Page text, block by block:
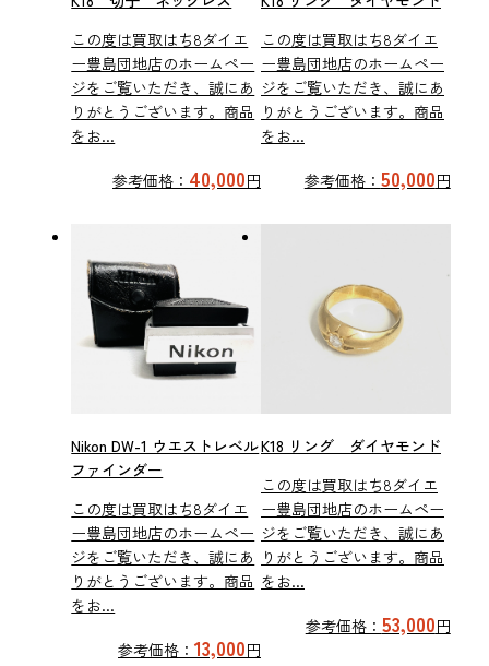
この度は買取はち8ダイエ
ー豊島団地店のホームペー
ジをご覧いただき、誠にあ
りがとうございます。商品
をお...
参考価格： 40,000円
この度は買取はち8ダイエ
ー豊島団地店のホームペー
ジをご覧いただき、誠にあ
りがとうございます。商品
をお...
参考価格： 50,000円
Nikon DW-1 ウエストレベル
ファインダー
この度は買取はち8ダイエ
ー豊島団地店のホームペー
ジをご覧いただき、誠にあ
りがとうございます。商品
をお...
参考価格： 13,000円
K18 リング ダイヤモンド
この度は買取はち8ダイエ
ー豊島団地店のホームペー
ジをご覧いただき、誠にあ
りがとうございます。商品
をお...
参考価格： 53,000円